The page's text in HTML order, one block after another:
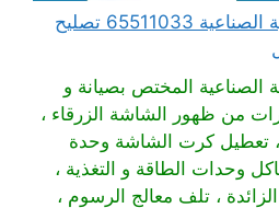
مهندس كمبيوتر العارضية الصناعية 65511033 تصليح
الصناعية المختص بصيانة و
من ظهور الشاشة الزرقاء ،
تعطيل كرت الشاشة وحدة
وحدات الطاقة و التغذية ،
، تلف معالج الرسوم ،